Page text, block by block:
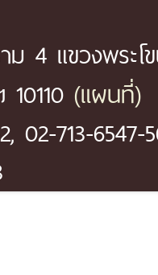
4 แขวงพระโ
(แผนที่)
02-713-6547-